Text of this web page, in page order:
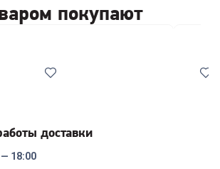
покупают
доставки
18:00